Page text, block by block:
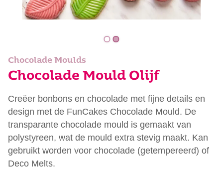
Chocolade Moulds
Chocolade Mould Olijf
Creëer bonbons en chocolade met fijne details en
design met de FunCakes Chocolade Mould. De
transparante chocolade mould is gemaakt van
polystyreen, wat de mould extra stevig maakt. Kan
gebruikt worden voor chocolade (getempereerd) of
Deco Melts.